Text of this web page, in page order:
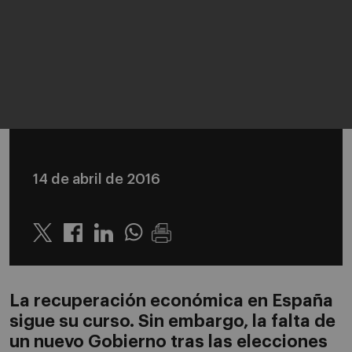
14 de abril de 2016
Twitter LinkedinWhatsapp
La recuperación económica en España
sigue su curso. Sin embargo, la falta de
un nuevo Gobierno tras las elecciones